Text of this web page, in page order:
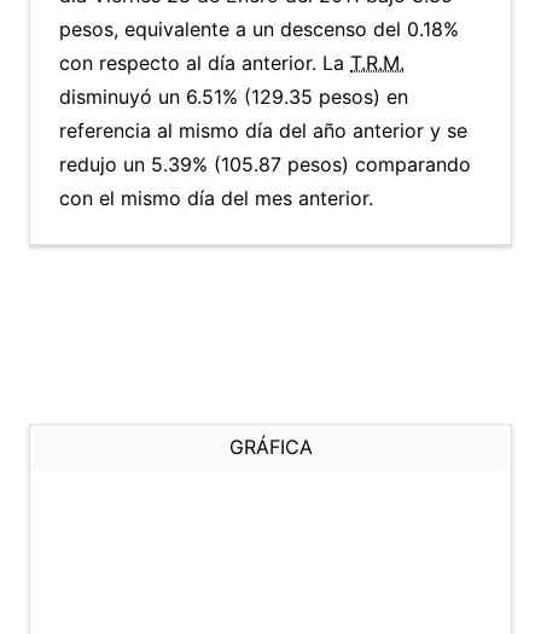
pesos, equivalente a un descenso del 0.18%
con respecto al día anterior. La T.R.M.
disminuyó un 6.51% (129.35 pesos) en
referencia al mismo día del año anterior y se
redujo un 5.39% (105.87 pesos) comparando
con el mismo día del mes anterior.
GRÁFICA